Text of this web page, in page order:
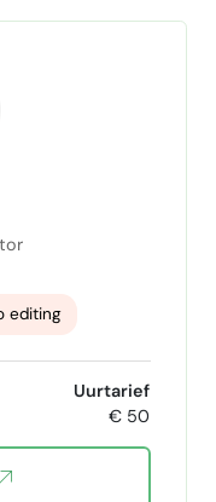
editing
Uurtarief
€ 50